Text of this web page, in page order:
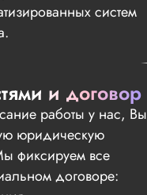
систем
и договор
работы у нас, Вы
юридическую
фиксируем все
договоре: